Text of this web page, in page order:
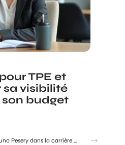
TPE et
sa visibilité
son budget
Facture simplifie-ta-compta.fr : les mentions obligatoires à ne surtout pas oublier